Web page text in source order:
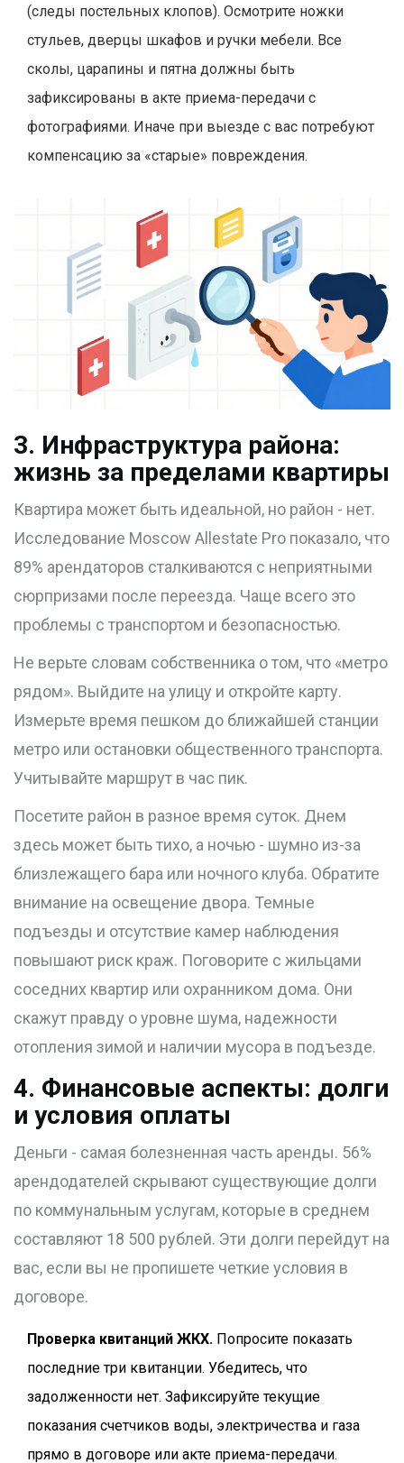
(следы постельных клопов). Осмотрите ножки
стульев, дверцы шкафов и ручки мебели. Все
сколы, царапины и пятна должны быть
зафиксированы в акте приема-передачи с
фотографиями. Иначе при выезде с вас потребуют
компенсацию за «старые» повреждения.
3. Инфраструктура района:
жизнь за пределами квартиры
Квартира может быть идеальной, но район - нет.
Исследование Moscow Allestate Pro показало, что
89% арендаторов сталкиваются с неприятными
сюрпризами после переезда. Чаще всего это
проблемы с транспортом и безопасностью.
Не верьте словам собственника о том, что «метро
рядом». Выйдите на улицу и откройте карту.
Измерьте время пешком до ближайшей станции
метро или остановки общественного транспорта.
Учитывайте маршрут в час пик.
Посетите район в разное время суток. Днем
здесь может быть тихо, а ночью - шумно из-за
близлежащего бара или ночного клуба. Обратите
внимание на освещение двора. Темные
подъезды и отсутствие камер наблюдения
повышают риск краж. Поговорите с жильцами
соседних квартир или охранником дома. Они
скажут правду о уровне шума, надежности
отопления зимой и наличии мусора в подъезде.
4. Финансовые аспекты: долги
и условия оплаты
Деньги - самая болезненная часть аренды. 56%
арендодателей скрывают существующие долги
по коммунальным услугам, которые в среднем
составляют 18 500 рублей. Эти долги перейдут на
вас, если вы не пропишете четкие условия в
договоре.
Проверка квитанций ЖКХ. Попросите показать
последние три квитанции. Убедитесь, что
задолженности нет. Зафиксируйте текущие
показания счетчиков воды, электричества и газа
прямо в договоре или акте приема-передачи.